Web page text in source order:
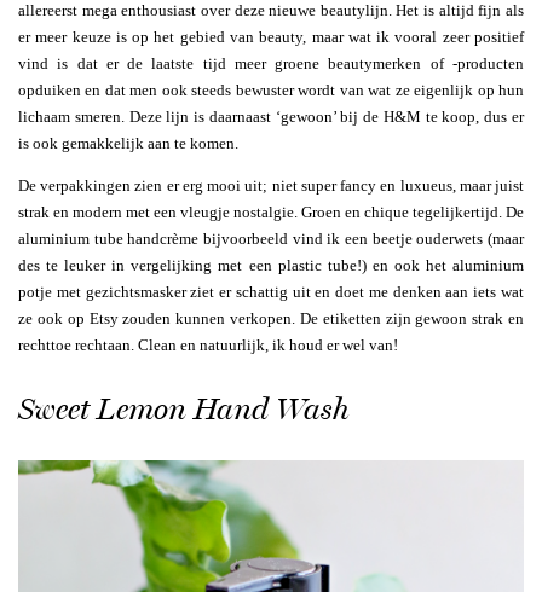
allereerst mega enthousiast over deze nieuwe beautylijn. Het is altijd fijn als
er meer keuze is op het gebied van beauty, maar wat ik vooral zeer positief
vind is dat er de laatste tijd meer groene beautymerken of -producten
opduiken en dat men ook steeds bewuster wordt van wat ze eigenlijk op hun
lichaam smeren. Deze lijn is daarnaast ‘gewoon’ bij de H&M te koop, dus er
is ook gemakkelijk aan te komen.
De verpakkingen zien er erg mooi uit; niet super fancy en luxueus, maar juist
strak en modern met een vleugje nostalgie. Groen en chique tegelijkertijd. De
aluminium tube handcrème bijvoorbeeld vind ik een beetje ouderwets (maar
des te leuker in vergelijking met een plastic tube!) en ook het aluminium
potje met gezichtsmasker ziet er schattig uit en doet me denken aan iets wat
ze ook op Etsy zouden kunnen verkopen. De etiketten zijn gewoon strak en
rechttoe rechtaan. Clean en natuurlijk, ik houd er wel van!
Sweet Lemon Hand Wash